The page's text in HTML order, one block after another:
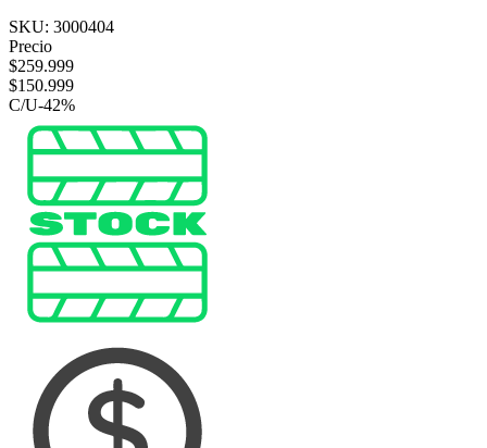
SKU: 3000404
Precio
$259.999
$150.999
C/U-42%